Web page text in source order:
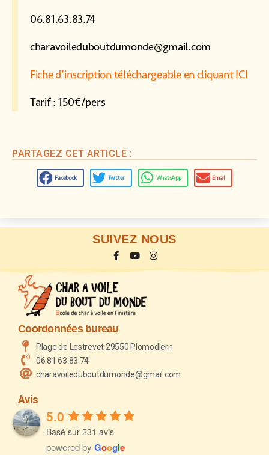
06.81.63.83.74
charavoileduboutdumonde@gmail.com
Fiche d’inscription téléchargeable en cliquant ICI
Tarif : 150€/pers
PARTAGEZ CET ARTICLE :
Facebook Twitter WhatsApp Email
SUIVEZ NOUS
Coordonnées bureau
Plage de Lestrevet 29550 Plomodiern
06 81 63 83 74
charavoileduboutdumonde@gmail.com
Avis
5.0
Basé sur 231 avis
powered by Google